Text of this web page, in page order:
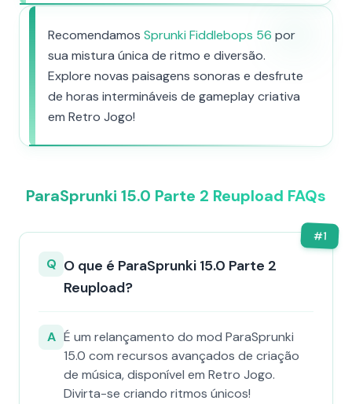
Recomendamos Sprunki Fiddlebops 56 por
sua mistura única de ritmo e diversão.
Explore novas paisagens sonoras e desfrute
de horas intermináveis de gameplay criativa
em Retro Jogo!
ParaSprunki 15.0 Parte 2 Reupload FAQs
#1
Q O que é ParaSprunki 15.0 Parte 2
Reupload?
A É um relançamento do mod ParaSprunki
15.0 com recursos avançados de criação
de música, disponível em Retro Jogo.
Divirta-se criando ritmos únicos!